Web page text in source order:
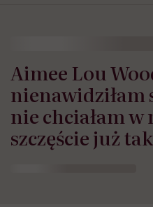
Aimee Lou
nienawidziłam
nie chciałam
szczęście już